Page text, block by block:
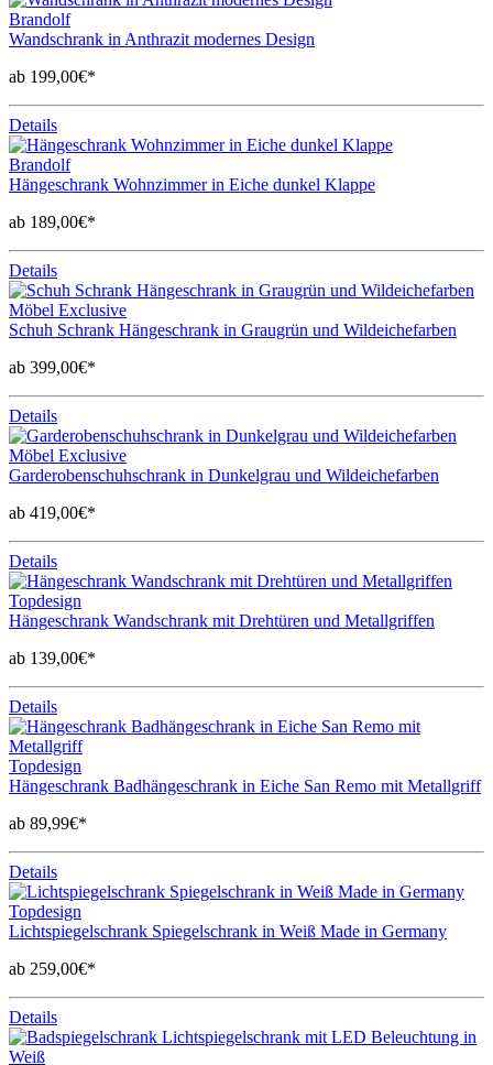
Brandolf
Wandschrank in Anthrazit modernes Design
ab 199,00€*
Details
Brandolf
Hängeschrank Wohnzimmer in Eiche dunkel Klappe
ab 189,00€*
Details
Möbel Exclusive
Schuh Schrank Hängeschrank in Graugrün und Wildeichefarben
ab 399,00€*
Details
Möbel Exclusive
Garderobenschuhschrank in Dunkelgrau und Wildeichefarben
ab 419,00€*
Details
Topdesign
Hängeschrank Wandschrank mit Drehtüren und Metallgriffen
ab 139,00€*
Details
Topdesign
Hängeschrank Badhängeschrank in Eiche San Remo mit Metallgriff
ab 89,99€*
Details
Topdesign
Lichtspiegelschrank Spiegelschrank in Weiß Made in Germany
ab 259,00€*
Details